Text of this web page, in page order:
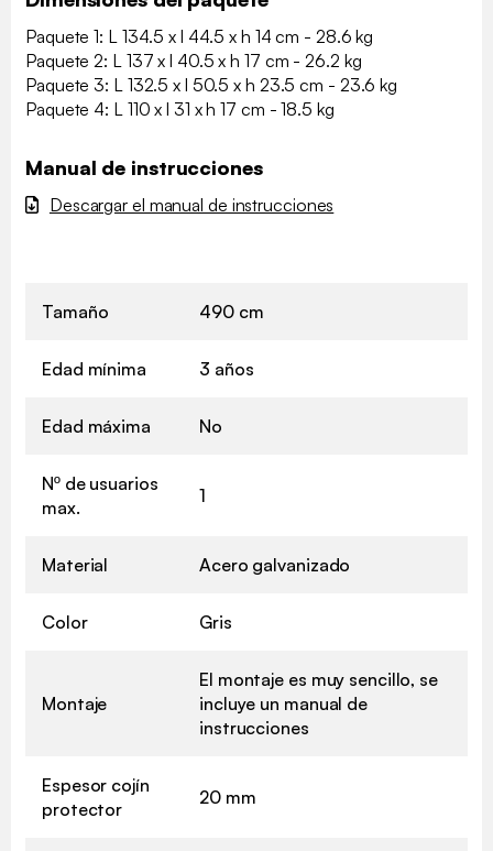
Paquete 1: L 134.5 x l 44.5 x h 14 cm - 28.6 kg
Paquete 2: L 137 x l 40.5 x h 17 cm - 26.2 kg
Paquete 3: L 132.5 x l 50.5 x h 23.5 cm - 23.6 kg
Paquete 4: L 110 x l 31 x h 17 cm - 18.5 kg
Manual de instrucciones
Descargar el manual de instrucciones
Tamaño 490 cm
Edad mínima 3 años
Edad máxima No
Nº de usuarios
max.
1
Material Acero galvanizado
Color Gris
Montaje
El montaje es muy sencillo, se
incluye un manual de
instrucciones
Espesor cojín
protector
20 mm